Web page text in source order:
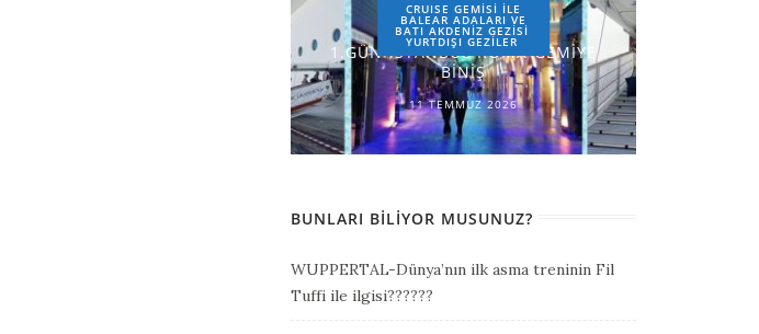
CRUISE GEMİSİ İLE
BALEAR ADALARI VE
BATI AKDENİZ GEZİSİ
YURTDIŞI GEZILER
1.GÜN-İSTANBUL-ROMA-GEMİYE
BİNİŞ
11 TEMMUZ 2026
BUNLARI BILIYOR MUSUNUZ?
WUPPERTAL-Dünya’nın ilk asma treninin Fil
Tuffi ile ilgisi??????